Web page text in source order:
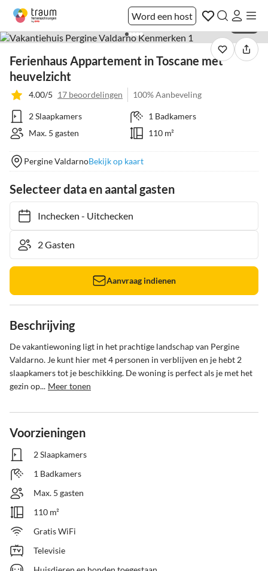
Word een host
Ferienhaus Appartement in Toscane met
heuvelzicht
4.00/5 17 beoordelingen 100% Aanbeveling
2 Slaapkamers
1 Badkamers
Max. 5 gasten
110 m²
Pergine ValdarnoBekijk op kaart
Selecteer data en aantal gasten
Inchecken- Uitchecken
Aanvraag indienen
Beschrijving
De vakantiewoning ligt in het prachtige landschap van Pergine
Valdarno. Je kunt hier met 4 personen in verblijven en je hebt 2
slaapkamers tot je beschikking. De woning is perfect als je met het
gezin op... Meer tonen
Voorzieningen
2 Slaapkamers
1 Badkamers
Max. 5 gasten
110 m²
Gratis WiFi
Televisie